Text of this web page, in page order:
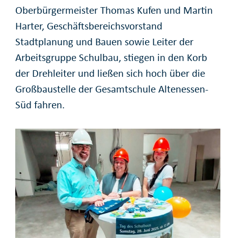
Oberbürgermeister Thomas Kufen und Martin
Harter, Geschäftsbereichsvorstand
Stadtplanung und Bauen sowie Leiter der
Arbeitsgruppe Schulbau, stiegen in den Korb
der Drehleiter und ließen sich hoch über die
Großbaustelle der Gesamtschule Altenessen-
Süd fahren.